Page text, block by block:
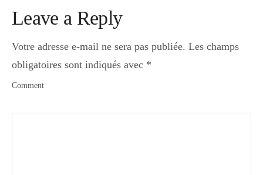
Tuto
Leave a Reply
Votre adresse e-mail ne sera pas publiée. Les champs
obligatoires sont indiqués avec *
Comment